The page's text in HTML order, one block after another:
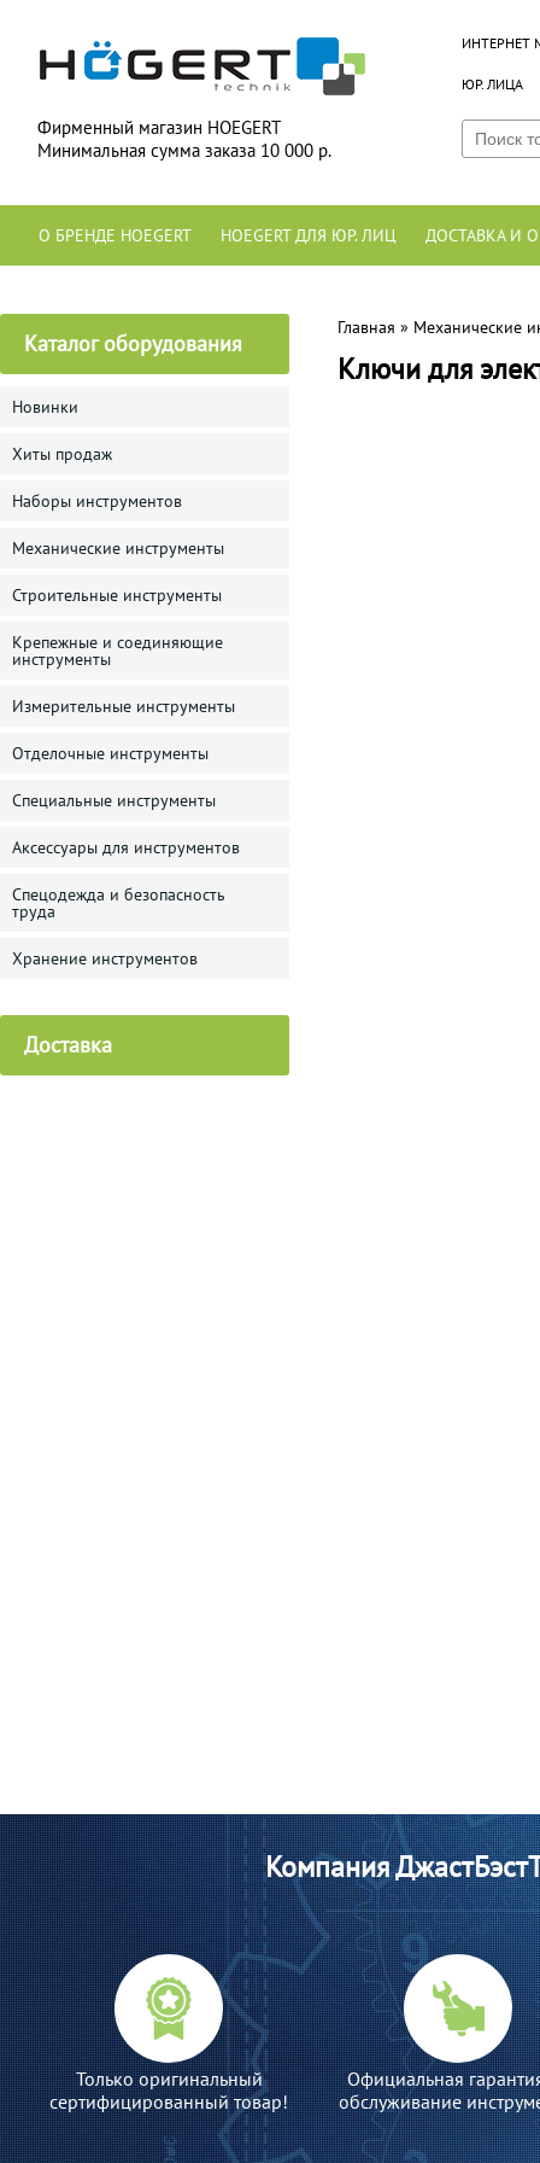
Фирменный магазин HOEGERT
Минимальная сумма заказа 10 000 р.
ИНТЕРНЕТ
ЮР. ЛИЦА
О БРЕНДЕ HOEGERT HOEGERT ДЛЯ ЮР. ЛИЦ ДОСТАВКА И
Каталог оборудования
Новинки
Хиты продаж
Наборы инструментов
Механические инструменты
Строительные инструменты
Крепежные и соединяющие
инструменты
Измерительные инструменты
Отделочные инструменты
Специальные инструменты
Аксессуары для инструментов
Спецодежда и безопасность
труда
Хранение инструментов
Доставка
Главная » Механические
Ключи для
Компания
Только оригинальный
сертифицированный товар!
Официальная
обслуживание